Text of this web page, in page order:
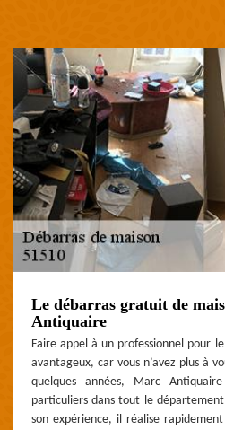
Le débarras gratuit de
Antiquaire
Faire appel à un professionnel pour
avantageux, car vous n’avez plus à
quelques années, Marc
particuliers dans tout le
son expérience, il réalise